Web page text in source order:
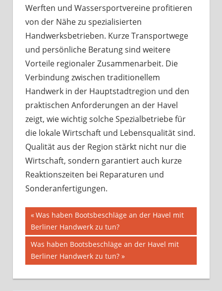
Werften und Wassersportvereine profitieren
von der Nähe zu spezialisierten
Handwerksbetrieben. Kurze Transportwege
und persönliche Beratung sind weitere
Vorteile regionaler Zusammenarbeit. Die
Verbindung zwischen traditionellem
Handwerk in der Hauptstadtregion und den
praktischen Anforderungen an der Havel
zeigt, wie wichtig solche Spezialbetriebe für
die lokale Wirtschaft und Lebensqualität sind.
Qualität aus der Region stärkt nicht nur die
Wirtschaft, sondern garantiert auch kurze
Reaktionszeiten bei Reparaturen und
Sonderanfertigungen.
Beitragsnavigation
Vorheriger
Beitrag:
Was haben Bootsbeschläge an der Havel mit
Berliner Handwerk zu tun?
Nächster
Beitrag:
Was haben Bootsbeschläge an der Havel mit
Berliner Handwerk zu tun?